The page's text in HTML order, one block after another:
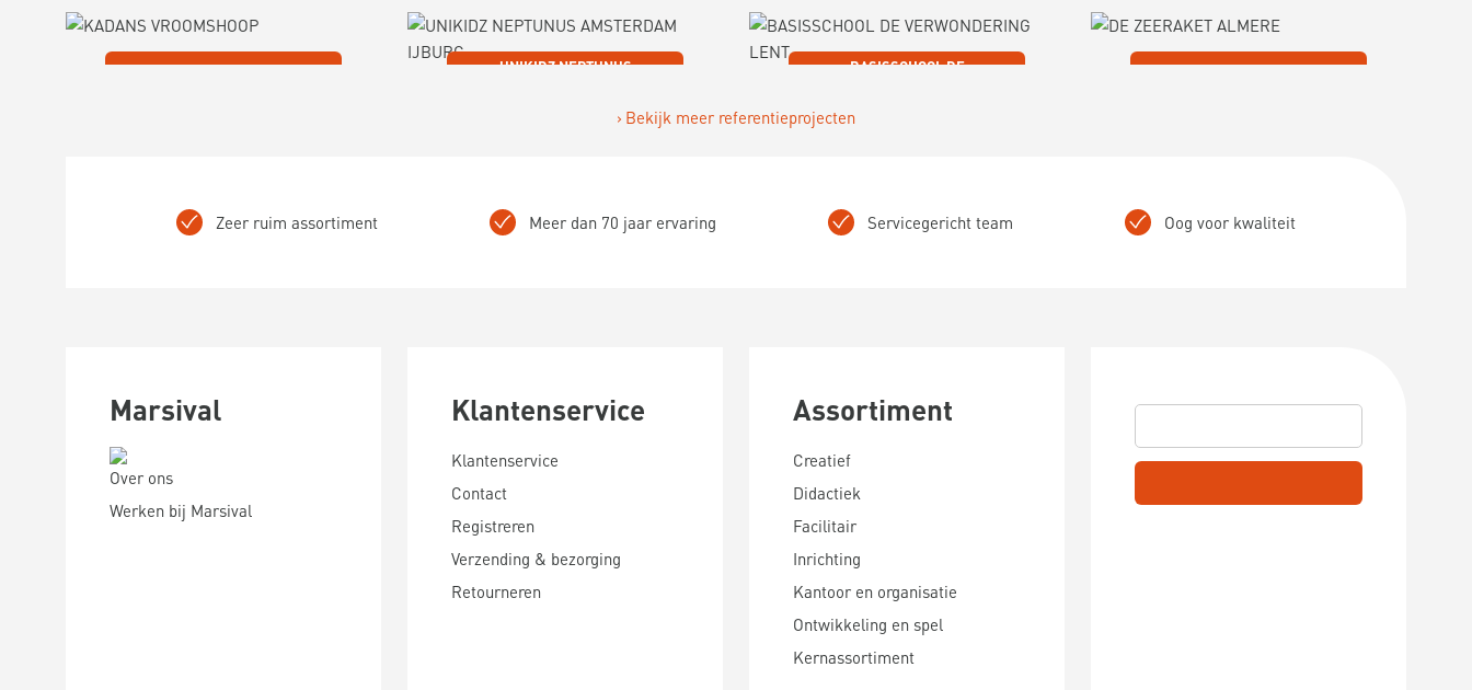
UNIKIDZ NEPTUNUS
BASISSCHOOL DE
Bekijk meer referentieprojecten
Zeer ruim assortiment Meer dan 70 jaar ervaring Servicegericht team Oog voor kwaliteit
Marsival
Over ons
Werken bij Marsival
Klantenservice
Klantenservice
Contact
Registreren
Verzending & bezorging
Retourneren
Assortiment
Creatief
Didactiek
Facilitair
Inrichting
Kantoor en organisatie
Ontwikkeling en spel
Kernassortiment